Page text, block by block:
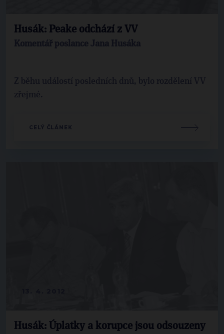
Husák: Peake odchází z VV
Komentář poslance Jana Husáka
Z běhu událostí posledních dnů, bylo rozdělení VV
zřejmé.
CELÝ ČLÁNEK
Husák: Úplatky a korupce jsou odsouzeny